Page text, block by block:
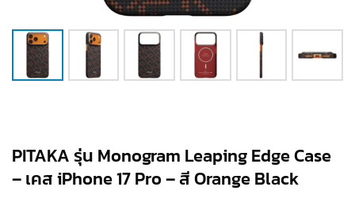
PITAKA รุ่น Monogram Leaping Edge Case
– เคส iPhone 17 Pro – สี Orange Black